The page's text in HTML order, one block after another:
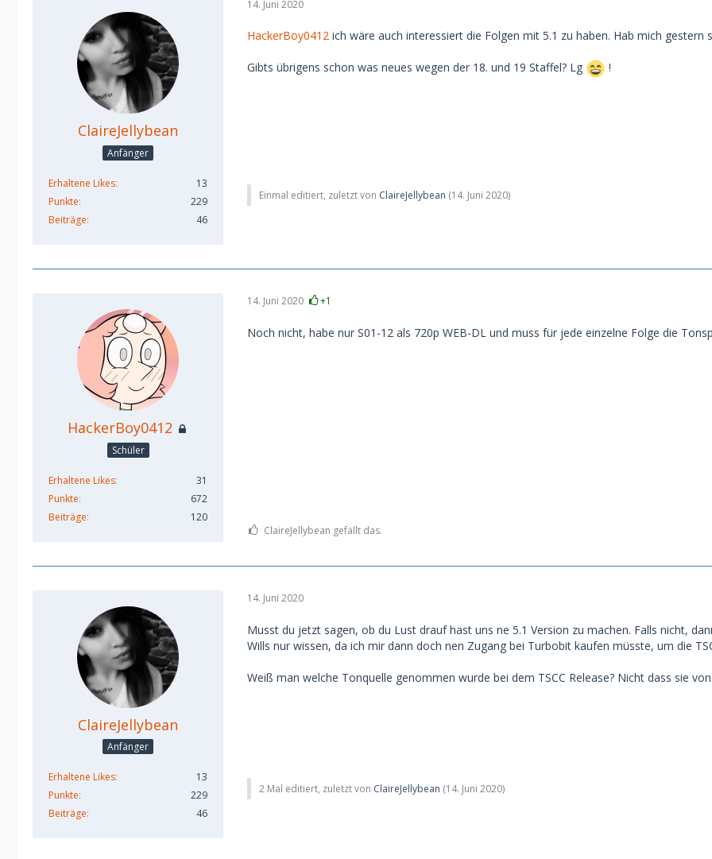
ClaireJellybean
Anfänger
Erhaltene Likes
13
Punkte
229
Beiträge
46
14. Juni 2020
HackerBoy0412 ich wäre auch interessiert die Folgen mit 5.1 zu haben. Hab mich
Gibts übrigens schon was neues wegen der 18. und 19 Staffel? Lg !
Einmal editiert, zuletzt von ClaireJellybean (14. Juni 2020)
HackerBoy0412
Schüler
Erhaltene Likes
31
Punkte
672
Beiträge
120
14. Juni 2020 +1
Noch nicht, habe nur S01-12 als 720p WEB-DL und muss für jede einzelne Folge die
ClaireJellybean gefällt das.
ClaireJellybean
Anfänger
Erhaltene Likes
13
Punkte
229
Beiträge
46
14. Juni 2020
Musst du jetzt sagen, ob du Lust drauf hast uns ne 5.1 Version zu machen. Falls nicht,
Wills nur wissen, da ich mir dann doch nen Zugang bei Turbobit kaufen müsste, um die
Weiß man welche Tonquelle genommen wurde bei dem TSCC Release? Nicht dass sie
2 Mal editiert, zuletzt von ClaireJellybean (14. Juni 2020)